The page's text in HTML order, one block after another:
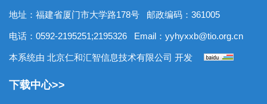
地址：福建省厦门市大学路178号 邮政编码：361005
电话：0592-2195251;2195326 Email： yyhyxxb@tio.org.cn
本系统由 北京仁和汇智信息技术有限公司 开发
下载中心>>